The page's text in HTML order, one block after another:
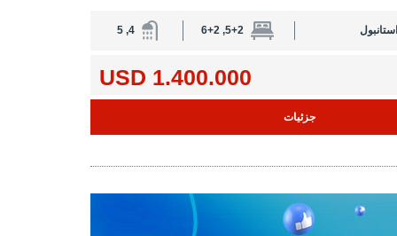
5+2, 6+2
4, 5
1.400.000 USD
جزئیات